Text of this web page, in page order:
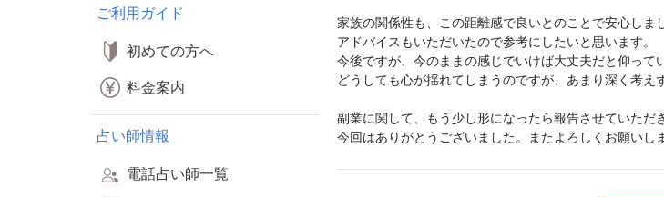
ご利用ガイド
初めての方へ
料金案内
占い師情報
電話占い師一覧
家族の関係性も、この距離感で良いとのことで安心しま
アドバイスもいただいたので参考にしたいと思います。
今後ですが、今のままの感じでいけば大丈夫だと仰って
どうしても心が揺れてしまうのですが、あまり深く考え
副業に関して、もう少し形になったら報告させていただ
今回はありがとうございました。またよろしくお願いし